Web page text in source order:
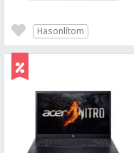
Hasonlítom